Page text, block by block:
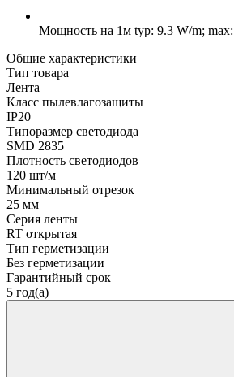
Мощность на 1м typ: 9.3 W/m;
Общие характеристики
Тип товара
Лента
Класс пылевлагозащиты
IP20
Типоразмер светодиода
SMD 2835
Плотность светодиодов
120 шт/м
Минимальный отрезок
25 мм
Серия ленты
RT открытая
Тип герметизации
Без герметизации
Гарантийный срок
5 год(а)